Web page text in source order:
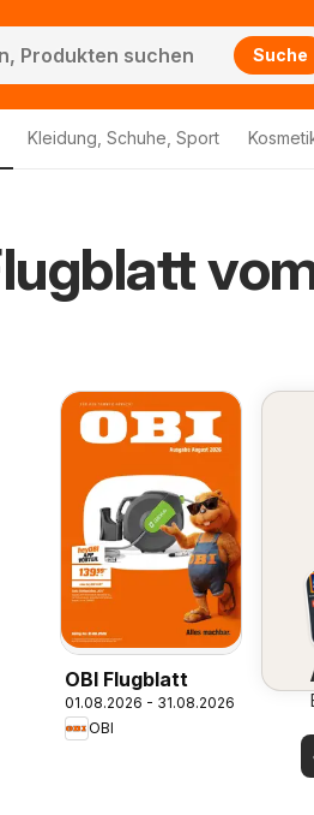
Suche
Kleidung, Schuhe, Sport
OBI Flugblatt
01.08.2026 - 31.08.2026
OBI